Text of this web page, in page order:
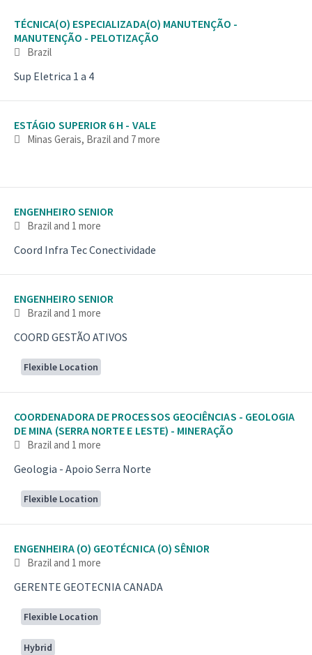
TÉCNICA(O) ESPECIALIZADA(O) MANUTENÇÃO -
MANUTENÇÃO - PELOTIZAÇÃO
Brazil
Sup Eletrica 1 a 4
ESTÁGIO SUPERIOR 6 H - VALE
Minas Gerais, Braziland 7 more
ENGENHEIRO SENIOR
Braziland 1 more
Coord Infra Tec Conectividade
ENGENHEIRO SENIOR
Braziland 1 more
COORD GESTÃO ATIVOS
Flexible Location
COORDENADORA DE PROCESSOS GEOCIÊNCIAS - GEOLOGIA
DE MINA (SERRA NORTE E LESTE) - MINERAÇÃO
Braziland 1 more
Geologia - Apoio Serra Norte
Flexible Location
ENGENHEIRA (O) GEOTÉCNICA (O) SÊNIOR
Braziland 1 more
GERENTE GEOTECNIA CANADA
Flexible Location
Hybrid